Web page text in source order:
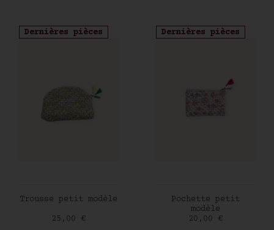
Dernières pièces
AJOUTER AU PANIER
Trousse petit modèle
Prix
25,00 €
Dernières pièces
AJOUTER AU PANIER
Pochette petit
modèle
Prix
20,00 €